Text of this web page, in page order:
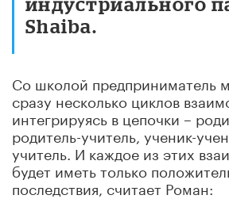
Shaiba.
Со школой предприниматель
сразу несколько циклов
интегрируясь в цепочки –
родитель-учитель, ученик-
учитель. И каждое из этих
будет иметь только
последствия, считает Роман: